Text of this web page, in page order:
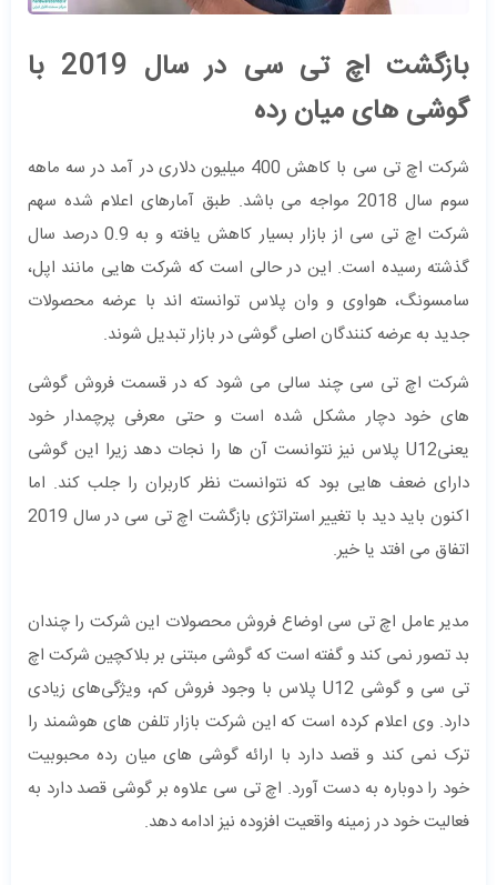
بازگشت اچ تی سی در سال 2019 با
گوشی های میان رده
شرکت اچ تی سی با کاهش 400 میلیون دلاری در آمد در سه ماهه
سوم سال 2018 مواجه می باشد. طبق آمارهای اعلام شده سهم
شرکت اچ تی سی از بازار بسیار کاهش یافته و به 0.9 درصد سال
گذشته رسیده است. این در حالی است که شرکت هایی مانند اپل،
سامسونگ، هواوی و وان پلاس توانسته اند با عرضه محصولات
جدید به عرضه کنندگان اصلی گوشی در بازار تبدیل شوند.
شرکت اچ تی سی چند سالی می شود که در قسمت فروش گوشی
های خود دچار مشکل شده است و حتی معرفی پرچمدار خود
یعنیU12 پلاس نیز نتوانست آن ها را نجات دهد زیرا این گوشی
دارای ضعف هایی بود که نتوانست نظر کاربران را جلب کند. اما
اکنون باید دید با تغییر استراتژی بازگشت اچ تی سی در سال 2019
اتفاق می افتد یا خیر.
مدیر عامل اچ تی سی اوضاع فروش محصولات این شرکت را چندان
بد تصور نمی کند و گفته است که گوشی مبتنی بر بلاکچین شرکت اچ
تی سی و گوشی U12 پلاس با وجود فروش کم، ویژگی‌های زیادی
دارد. وی اعلام کرده است که این شرکت بازار تلفن های هوشمند را
ترک نمی کند و قصد دارد با ارائه گوشی های میان رده محبوبیت
خود را دوباره به دست آورد. اچ تی سی علاوه بر گوشی قصد دارد به
فعالیت خود در زمینه واقعیت افزوده نیز ادامه دهد.